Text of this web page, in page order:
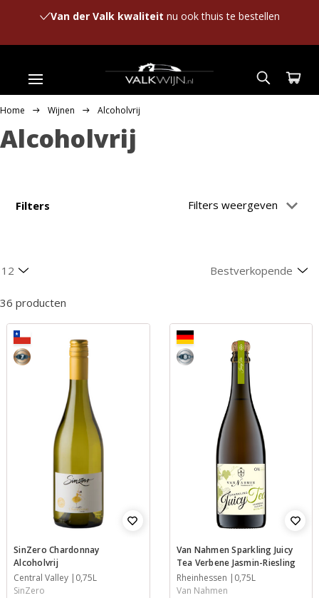
Van der Valk kwaliteit nu ook thuis te bestellen
Home Wijnen Alcoholvrij
Alcoholvrij
36 producten
Filters Filters weergeven
7
SinZero Chardonnay
Alcoholvrij
Streek
Central Valley
Inhoud
0,75L
SinZero
8,5
Van Nahmen Sparkling Juicy
Tea Verbene Jasmin-Riesling
Streek
Rheinhessen
Inhoud
0,75L
Van Nahmen